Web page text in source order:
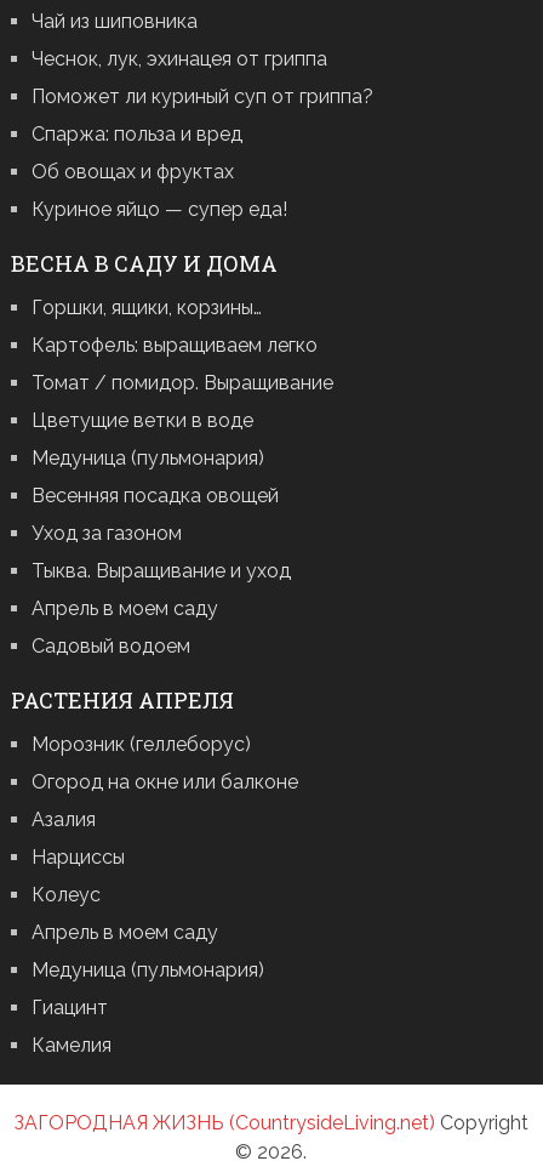
Чай из шиповника
Чеснок, лук, эхинацея от гриппа
Поможет ли куриный суп от гриппа?
Спаржа: польза и вред
Об овощах и фруктах
Куриное яйцо — супер еда!
ВЕСНА В САДУ И ДОМА
Горшки, ящики, корзины…
Картофель: выращиваем легко
Томат / помидор. Выращивание
Цветущие ветки в воде
Медуница (пульмонария)
Весенняя посадка овощей
Уход за газоном
Тыква. Выращивание и уход
Апрель в моем саду
Садовый водоем
РАСТЕНИЯ АПРЕЛЯ
Морозник (геллеборус)
Огород на окне или балконе
Азалия
Нарциссы
Колеус
Апрель в моем саду
Медуница (пульмонария)
Гиацинт
Камелия
ЗАГОРОДНАЯ ЖИЗНЬ (CountrysideLiving.net) Copyright
© 2026.